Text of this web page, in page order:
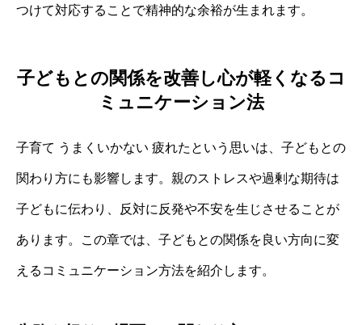
つけて対応することで精神的な余裕が生まれます。
子どもとの関係を改善し心が軽くなるコ
ミュニケーション法
子育て うまくいかない 疲れたという思いは、子どもとの
関わり方にも影響します。親のストレスや過剰な期待は
子どもに伝わり、反対に反発や不安を生じさせることが
あります。この章では、子どもとの関係を良い方向に変
えるコミュニケーション方法を紹介します。